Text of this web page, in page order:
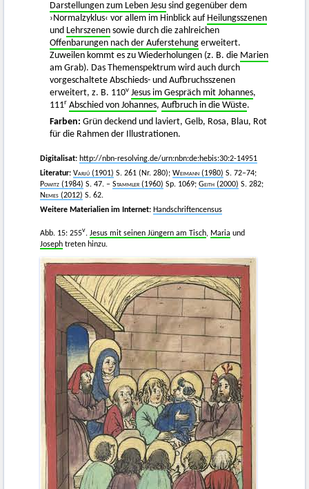
Darstellungen zum Leben Jesu sind gegenüber dem
›Normalzyklus‹ vor allem im Hinblick auf Heilungsszenen
und Lehrszenen sowie durch die zahlreichen
Offenbarungen nach der Auferstehung erweitert.
Zuweilen kommt es zu Wiederholungen (z. B. die Marien
am Grab). Das Themenspektrum wird auch durch
vorgeschaltete Abschieds- und Aufbruchsszenen
erweitert, z. B. 110v Jesus im Gespräch mit Johannes,
111r Abschied von Johannes, Aufbruch in die Wüste.
Farben: Grün deckend und laviert, Gelb, Rosa, Blau, Rot
für die Rahmen der Illustrationen.
Digitalisat: http://nbn-resolving.de/urn:nbn:de:hebis:30:2-14951
Literatur: Varjú (1901) S. 261 (Nr. 280); Weimann (1980) S. 72–74;
Powitz (1984) S. 47. – Stammler (1960) Sp. 1069; Geith (2000) S. 282;
Nemes (2012) S. 62.
Weitere Materialien im Internet: Handschriftencensus
Abb. 15: 255v. Jesus mit seinen Jüngern am Tisch, Maria und
Joseph treten hinzu.